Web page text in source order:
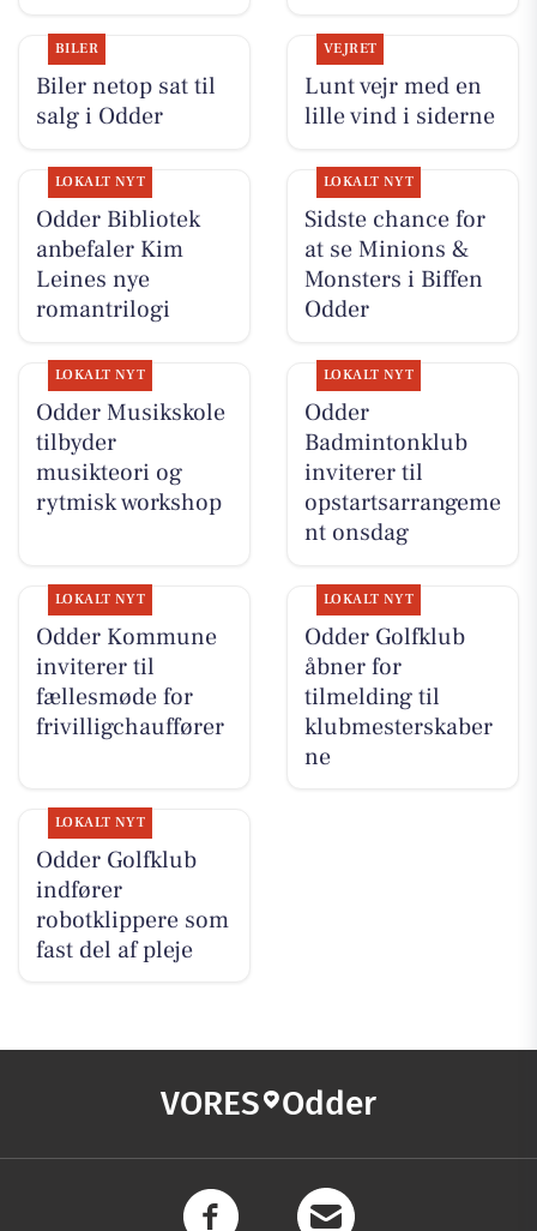
BILER
Biler netop sat til
salg i Odder
VEJRET
Lunt vejr med en
lille vind i siderne
LOKALT NYT
Odder Bibliotek
anbefaler Kim
Leines nye
romantrilogi
LOKALT NYT
Sidste chance for
at se Minions &
Monsters i Biffen
Odder
LOKALT NYT
Odder Musikskole
tilbyder
musikteori og
rytmisk workshop
LOKALT NYT
Odder
Badmintonklub
inviterer til
opstartsarrangeme
nt onsdag
LOKALT NYT
Odder Kommune
inviterer til
fællesmøde for
frivilligchauffører
LOKALT NYT
Odder Golfklub
åbner for
tilmelding til
klubmesterskaber
ne
LOKALT NYT
Odder Golfklub
indfører
robotklippere som
fast del af pleje
VORES Odder